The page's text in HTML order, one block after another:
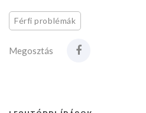
Férfi problémák
Megosztás